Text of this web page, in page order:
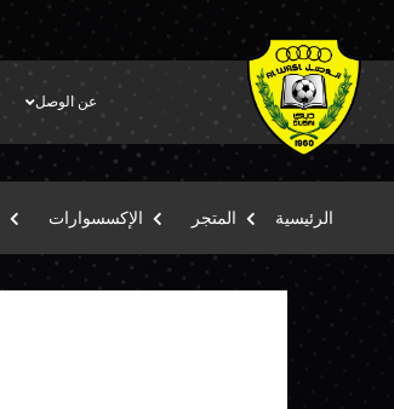
عن الوصل
الرئيسية المتجر الإكسسوارات